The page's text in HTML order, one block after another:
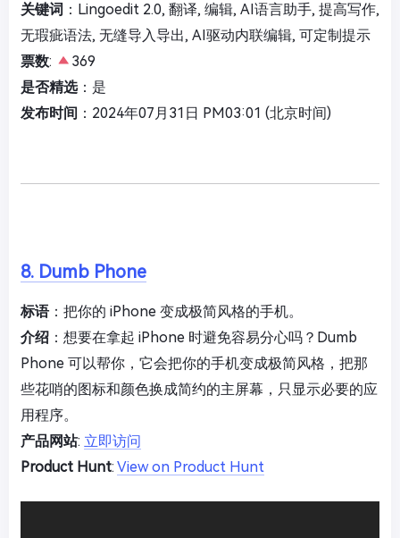
关键词 ：Lingoedit 2.0, 翻译, 编辑, AI语言助手, 提高写作,
无瑕疵语法, 无缝导入导出, AI驱动内联编辑, 可定制提示
票数:
369
是否精选：是
发布时间 ：2024年07月31日 PM03:01 (北京时间)
8. Dumb Phone
标语：把你的 iPhone 变成极简风格的手机。
介绍 ：想要在拿起 iPhone 时避免容易分心吗？Dumb
Phone 可以帮你，它会把你的手机变成极简风格，把那
些花哨的图标和颜色换成简约的主屏幕，只显示必要的应
用程序。
产品网站: 立即访问
Product Hunt: View on Product Hunt